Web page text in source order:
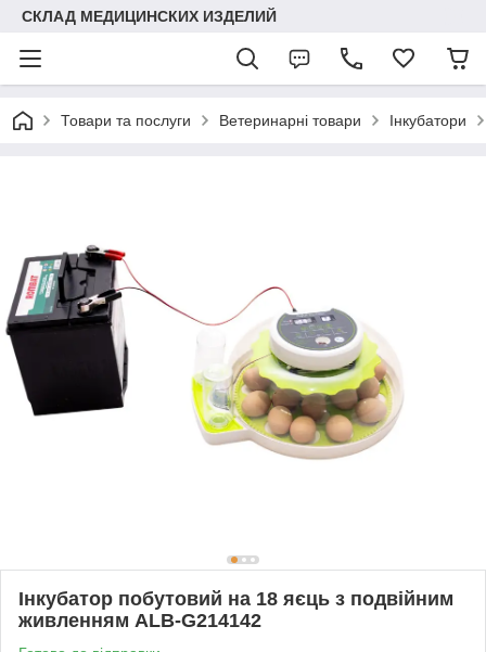
СКЛАД МЕДИЦИНСКИХ ИЗДЕЛИЙ
Товари та послуги Ветеринарні товари Інкубатори
Інкубатор побутовий на 18 яєць з подвійним
живленням ALB-G214142